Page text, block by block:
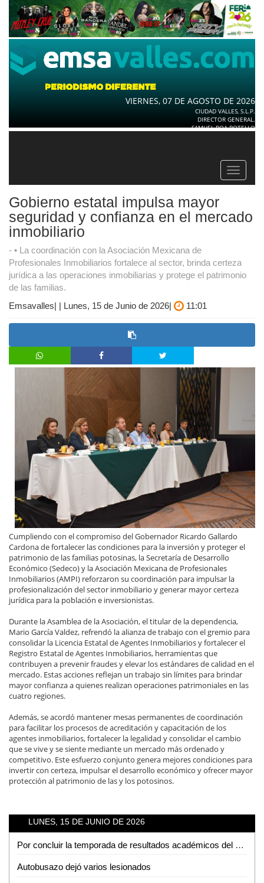
VIERNES, 07 DE AGOSTO DE 2026
CIUDAD VALLES, S.L.P.
DIRECTOR GENERAL.
SAMUEL ROA BOTELLO
Toggle
Gobierno estatal impulsa mayor
seguridad y confianza en el mercado
inmobiliario
- • La coordinación con la Asociación Mexicana de
Profesionales Inmobiliarios fortalece al sector, brinda certeza
jurídica a las operaciones inmobiliarias y protege el patrimonio
de las familias.
Emsavalles| | Lunes, 15 de Junio de 2026|
11:01
Cumpliendo con el compromiso del Gobernador Ricardo Gallardo
Cardona de fortalecer las condiciones para la inversión y proteger el
patrimonio de las familias potosinas, la Secretaría de Desarrollo
Económico (Sedeco) y la Asociación Mexicana de Profesionales
Inmobiliarios (AMPI) reforzaron su coordinación para impulsar la
profesionalización del sector inmobiliario y generar mayor certeza
jurídica para la población e inversionistas.
Durante la Asamblea de la Asociación, el titular de la dependencia,
Mario García Valdez, refrendó la alianza de trabajo con el gremio para
consolidar la Licencia Estatal de Agentes Inmobiliarios y fortalecer el
Registro Estatal de Agentes Inmobiliarios, herramientas que
contribuyen a prevenir fraudes y elevar los estándares de calidad en el
mercado. Estas acciones reflejan un trabajo sin límites para brindar
mayor confianza a quienes realizan operaciones patrimoniales en las
cuatro regiones.
Además, se acordó mantener mesas permanentes de coordinación
para facilitar los procesos de acreditación y capacitación de los
agentes inmobiliarios, fortalecer la legalidad y consolidar el cambio
que se vive y se siente mediante un mercado más ordenado y
competitivo. Este esfuerzo conjunto genera mejores condiciones para
invertir con certeza, impulsar el desarrollo económico y ofrecer mayor
protección al patrimonio de las y los potosinos.
LUNES, 15 DE JUNIO DE 2026
Por concluir la temporada de resultados académicos del CEART San Luis
Autobusazo dejó varios lesionados